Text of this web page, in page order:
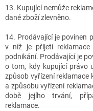
13. Kupující nemůže
dané zboží zlevněno.
14. Prodávající je povinen
v níž je přijetí
podnikání. Prodávající je
o tom, kdy kupující právo
způsob vyřízení reklamace
a způsobu vyřízení
době jejího trvání,
reklamace.